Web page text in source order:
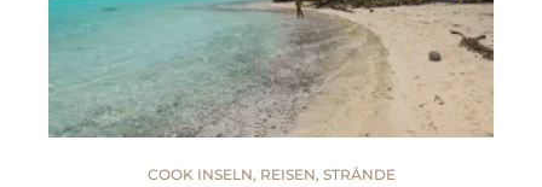
COOK INSELN, REISEN, STRÄNDE